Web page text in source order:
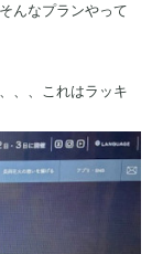
んなプランやって
、、これはラッキ